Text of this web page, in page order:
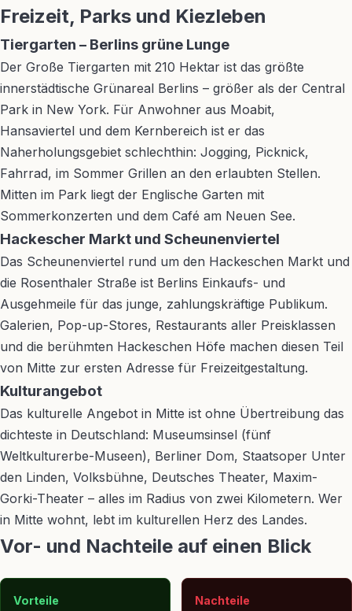
Freizeit, Parks und Kiezleben
Tiergarten – Berlins grüne Lunge
Der Große Tiergarten mit 210 Hektar ist das größte
innerstädtische Grünareal Berlins – größer als der Central
Park in New York. Für Anwohner aus Moabit,
Hansaviertel und dem Kernbereich ist er das
Naherholungsgebiet schlechthin: Jogging, Picknick,
Fahrrad, im Sommer Grillen an den erlaubten Stellen.
Mitten im Park liegt der Englische Garten mit
Sommerkonzerten und dem Café am Neuen See.
Hackescher Markt und Scheunenviertel
Das Scheunenviertel rund um den Hackeschen Markt und
die Rosenthaler Straße ist Berlins Einkaufs- und
Ausgehmeile für das junge, zahlungskräftige Publikum.
Galerien, Pop-up-Stores, Restaurants aller Preisklassen
und die berühmten Hackeschen Höfe machen diesen Teil
von Mitte zur ersten Adresse für Freizeitgestaltung.
Kulturangebot
Das kulturelle Angebot in Mitte ist ohne Übertreibung das
dichteste in Deutschland: Museumsinsel (fünf
Weltkulturerbe-Museen), Berliner Dom, Staatsoper Unter
den Linden, Volksbühne, Deutsches Theater, Maxim-
Gorki-Theater – alles im Radius von zwei Kilometern. Wer
in Mitte wohnt, lebt im kulturellen Herz des Landes.
Vor- und Nachteile auf einen Blick
Vorteile Nachteile